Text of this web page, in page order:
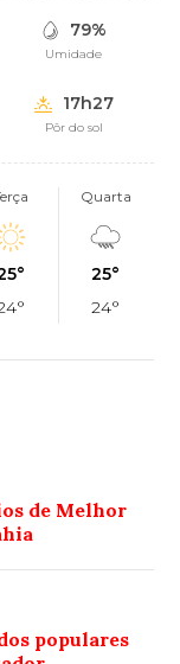
79%
Umidade
17h27
Pôr do sol
Quarta
25°
24°
de Melhor
populares